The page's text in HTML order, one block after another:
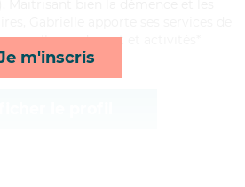
m'inscris
surveillance de nuit et activités*